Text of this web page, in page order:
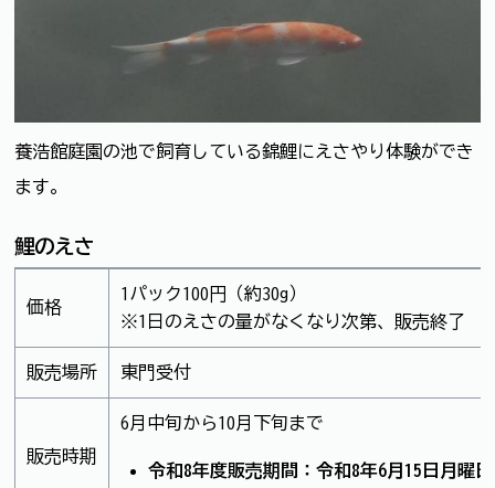
養浩館庭園の池で飼育している錦鯉にえさやり体験ができ
ます。
鯉のえさ
価格
1パック100円（約30g）
※1日のえさの量がなくなり次第、販売終了
販売場所 東門受付
販売時期
6月中旬から10月下旬まで
令和8年度販売期間：令和8年6月15日月曜